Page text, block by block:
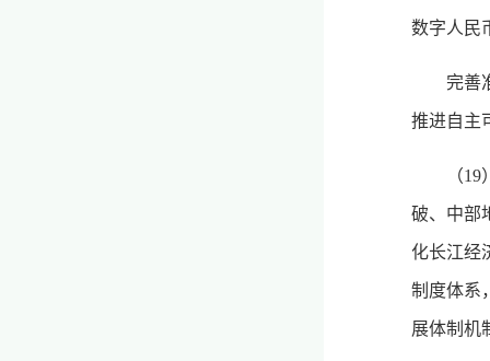
数字人民
完善
推进自主
（
破、中部
化长江经
制度体系
展体制机